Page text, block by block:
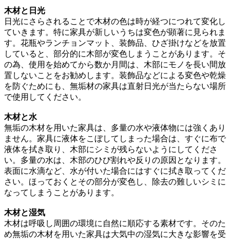
木材と日光
日光にさらされることで木材の色は時が経つにつれて変化し
ていきます。特に家具が新しいうちは変色が顕著に見られま
す。花瓶やランチョンマット、装飾品、ひざ掛けなどを放置
していると、部分的に木部が変色しまうことがあります。そ
の為、使用を始めてから数か月間は、木部にモノを長い間放
置しないことをお勧めします。装飾品などによる変色や乾燥
を防ぐためにも、無垢材の家具は直射日光が当たらない場所
で使用してください。
木材と水
無垢の木材を用いた家具は、多量の水や液体物には強くあり
ません。家具に液体をこぼしてしまった場合は、すぐに布で
液体を拭き取り、木部にシミが残らないようにしてくださ
い。多量の水は、木部のひび割れや反りの原因となります。
表面に水滴など、水が付いた場合にはすぐに拭き取ってくだ
さい。ほっておくとその部分が変色し、除去の難しいシミに
なってしまうことがあります。
木材と湿気
木材は呼吸し周囲の環境に自然に順応する素材です。そのた
め無垢の木材を用いた家具は大気中の湿気に大きな影響を受